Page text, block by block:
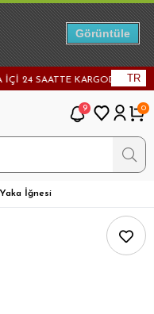
SAATTE KARGODA! - TR
9 0
Yaka İğnesi
Görüntüle